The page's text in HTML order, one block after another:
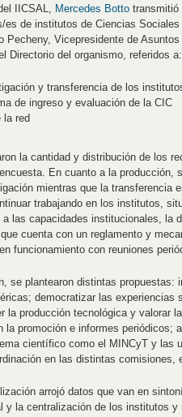
IICSAL, Mercedes Botto transmitió
es de institutos de Ciencias
Pecheny, Vicepresidente de
Directorio del organismo, referidos a:
y transferencia de los
de ingreso y evaluación de la CIC
la red
la cantidad y distribución de los
En cuanto a la producción,
mientras que la transferencia
trabajando en los institutos,
las capacidades institucionales, la
cuenta con un reglamento y
funcionamiento con reuniones
se plantearon distintas propuestas:
democratizar las experiencias
la producción tecnológica y valorar
promoción e informes periódicos;
científico como el MINCyT y las
en las distintas comisiones,
arrojó datos que van en
y la centralización de los institutos y